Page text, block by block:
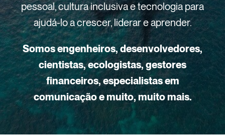
pessoal, cultura inclusiva e tecnologia para
ajudá-lo a crescer, liderar e aprender.
Somos engenheiros, desenvolvedores,
cientistas, ecologistas, gestores
financeiros, especialistas em
comunicação e muito, muito mais.